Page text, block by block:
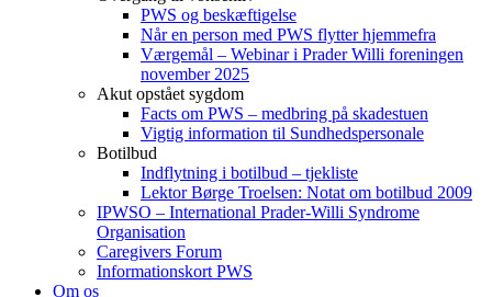
PWS og beskæftigelse
Når en person med PWS flytter hjemmefra
Værgemål – Webinar i Prader Willi foreningen
november 2025
Akut opstået sygdom
Facts om PWS – medbring på skadestuen
Vigtig information til Sundhedspersonale
Botilbud
Indflytning i botilbud – tjekliste
Lektor Børge Troelsen: Notat om botilbud 2009
IPWSO – International Prader-Willi Syndrome
Organisation
Caregivers Forum
Informationskort PWS
Om os